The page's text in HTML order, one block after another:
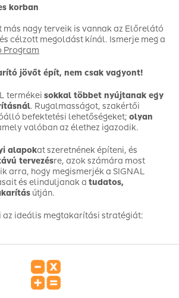
korban
más nagy terveik is vannak az Előrelátó
célzott megoldást kínál. Ismerje meg a
Program
jövőt épít, nem csak vagyont!
termékei sokkal többet nyújtanak egy
. Rugalmasságot, szakértői
befektetési lehetőségeket; olyan
valóban az élethez igazodik.
alapokat szeretnének építeni, és
tervezésre, azok számára most
arra, hogy megismerjék a SIGNAL
és elinduljanak a tudatos,
útján.
az ideális megtakarítási stratégiát: